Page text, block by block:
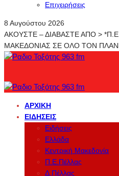
Επιχειρήσεις
8 Αυγούστου 2026
ΑΚΟΥΣΤΕ – ΔΙΑΒΑΣΤΕ ΑΠΟ >
ΜΑΚΕΔΟΝΙΑΣ ΣΕ ΟΛΟ ΤΟΝ
ΑΡΧΙΚΉ
ΕΙΔΉΣΕΙΣ
Ειδήσεις
Ελλάδα
Κεντρική Μακεδονία
Π.Ε.Πέλλας
Δ.Πέλλας